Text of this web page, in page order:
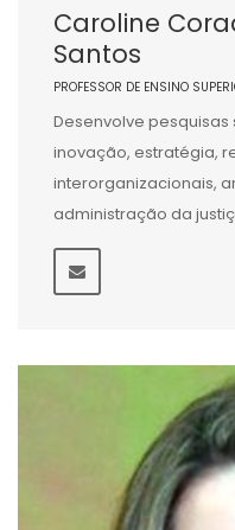
Caroline
Santos
PROFESSOR DE ENSINO
Desenvolve
inovação, estratégia,
interorganizacionais,
administração da